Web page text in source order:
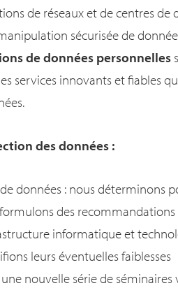
de réseaux et de centres de
sécurisée de
de données personnelles
services innovants et fiables
des données :
données : nous déterminons
des
informatique et
leurs éventuelles faiblesses
une nouvelle série de